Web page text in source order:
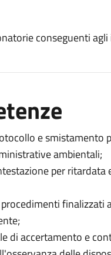
conseguenti
e smistamento
ambientali;
per
finalizzati
di accertamento e